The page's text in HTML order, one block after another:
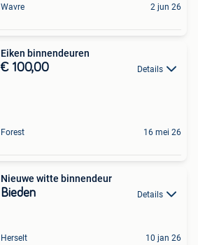
Wavre 2 jun 26
Eiken binnendeuren
€ 100,00 Details
Forest 16 mei 26
Nieuwe witte binnendeur
Bieden Details
Herselt 10 jan 26